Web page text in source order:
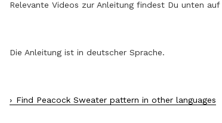
Relevante Videos zur Anleitung findest Du unten auf
Die Anleitung ist in deutscher Sprache.
Find Peacock Sweater pattern in other languages